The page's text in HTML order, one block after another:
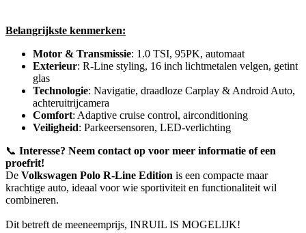
Belangrijkste kenmerken:
Motor & Transmissie: 1.0 TSI, 95PK, automaat
Exterieur: R-Line styling, 16 inch lichtmetalen velgen, getint
glas
Technologie: Navigatie, draadloze Carplay & Android Auto,
achteruitrijcamera
Comfort: Adaptive cruise control, airconditioning
Veiligheid: Parkeersensoren, LED-verlichting
📞 Interesse? Neem contact op voor meer informatie of een
proefrit!
De Volkswagen Polo R-Line Edition is een compacte maar
krachtige auto, ideaal voor wie sportiviteit en functionaliteit wil
combineren.
Dit betreft de meeneemprijs, INRUIL IS MOGELIJK!